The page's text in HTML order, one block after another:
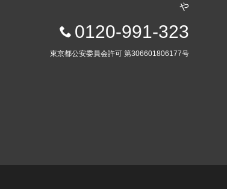
や
0120-991-323
東京都公安委員会許可 第306601806177号